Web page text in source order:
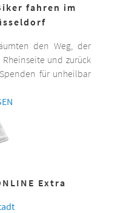
fahren im
den Weg, der
und zurück
für unheilbar
Extra